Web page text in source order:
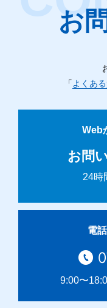
お
「 よくあ
Web
お問
24時
電
9:00〜